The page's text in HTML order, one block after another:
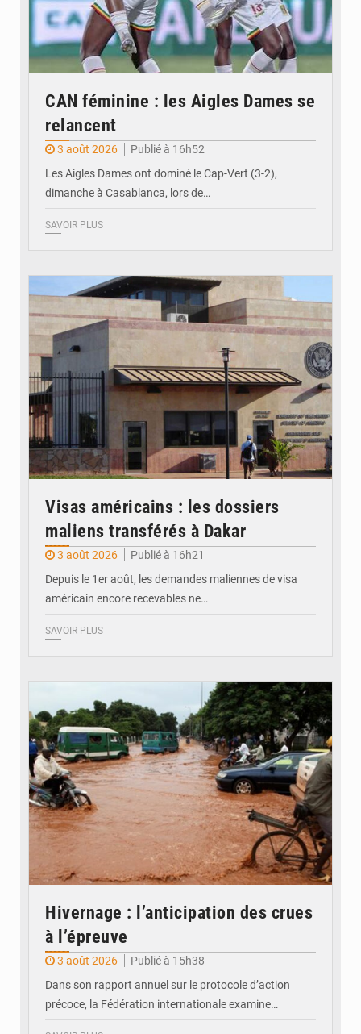
CAN féminine : les Aigles Dames se
relancent
3 août 2026
Publié à 16h52
Les Aigles Dames ont dominé le Cap-Vert (3-2),
dimanche à Casablanca, lors de…
SAVOIR PLUS
Visas américains : les dossiers
maliens transférés à Dakar
3 août 2026
Publié à 16h21
Depuis le 1er août, les demandes maliennes de visa
américain encore recevables ne…
SAVOIR PLUS
Hivernage : l’anticipation des crues
à l’épreuve
3 août 2026
Publié à 15h38
Dans son rapport annuel sur le protocole d’action
précoce, la Fédération internationale examine…